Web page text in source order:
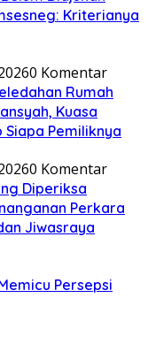
Kriterianya
0 Komentar
Rumah
Kuasa
Siapa Pemiliknya
0 Komentar
Diperiksa
Perkara
Jiwasraya
Persepsi